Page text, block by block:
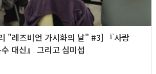
"레즈비언 가시화의 날" #3] 『사랑
대신』 그리고 심미섭